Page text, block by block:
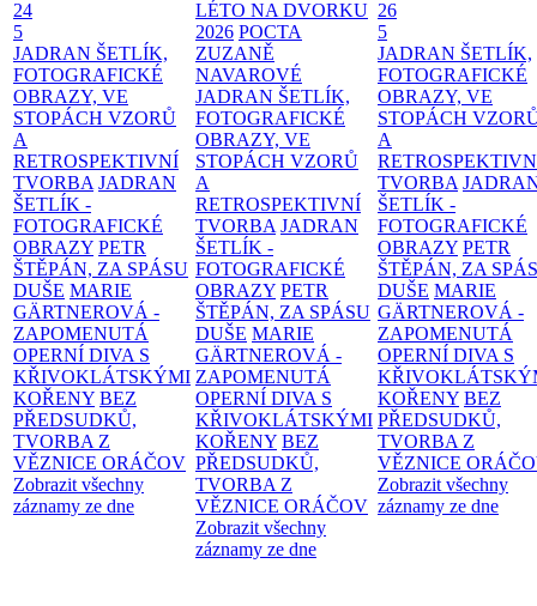
24
5
JADRAN ŠETLÍK,
FOTOGRAFICKÉ
OBRAZY, VE
STOPÁCH VZORŮ
A
RETROSPEKTIVNÍ
TVORBA JADRAN
ŠETLÍK -
FOTOGRAFICKÉ
OBRAZY PETR
ŠTĚPÁN, ZA SPÁSU
DUŠE MARIE
GÄRTNEROVÁ -
ZAPOMENUTÁ
OPERNÍ DIVA S
KŘIVOKLÁTSKÝMI
KOŘENY BEZ
PŘEDSUDKŮ,
TVORBA Z
VĚZNICE ORÁČOV
Zobrazit všechny
záznamy ze dne
LÉTO NA DVORKU
2026 POCTA
ZUZANĚ
NAVAROVÉ
JADRAN ŠETLÍK,
FOTOGRAFICKÉ
OBRAZY, VE
STOPÁCH VZORŮ
A
RETROSPEKTIVNÍ
TVORBA JADRAN
ŠETLÍK -
FOTOGRAFICKÉ
OBRAZY PETR
ŠTĚPÁN, ZA SPÁSU
DUŠE MARIE
GÄRTNEROVÁ -
ZAPOMENUTÁ
OPERNÍ DIVA S
KŘIVOKLÁTSKÝMI
KOŘENY BEZ
PŘEDSUDKŮ,
TVORBA Z
VĚZNICE ORÁČOV
Zobrazit všechny
záznamy ze dne
26
5
JADRAN ŠETLÍK,
FOTOGRAFICKÉ
OBRAZY, VE
STOPÁCH
A
TVORBA
ŠETLÍK -
FOTOGRAFICKÉ
OBRAZY PETR
ŠTĚPÁN, ZA
DUŠE MARIE
GÄRTNEROVÁ -
ZAPOMENUTÁ
OPERNÍ DIVA S
KOŘENY BEZ
PŘEDSUDKŮ,
TVORBA Z
VĚZNICE
Zobrazit všechny
záznamy ze dne